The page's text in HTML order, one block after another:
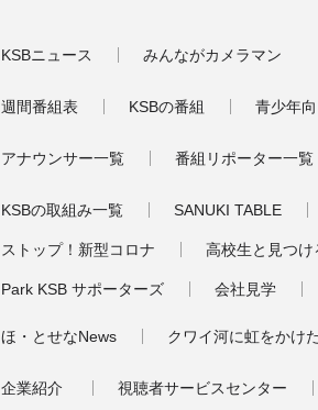
KSBニュース みんながカメラマン
週間番組表 KSBの番組 青少年
アナウンサー一覧 番組リポーター一覧
KSBの取組み一覧 SANUKI TABLE
ストップ！新型コロナ 高校生と見つ
Park KSB サポーターズ 会社見学
ほ・とせなNews クワイ河に虹をかけ
企業紹介 視聴者サービスセンター